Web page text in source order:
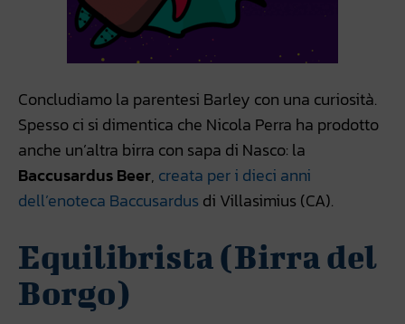
Concludiamo la parentesi Barley con una curiosità.
Spesso ci si dimentica che Nicola Perra ha prodotto
anche un’altra birra con sapa di Nasco: la
Baccusardus Beer, creata per i dieci anni
dell’enoteca Baccusardus di Villasimius (CA).
Equilibrista (Birra del
Borgo)